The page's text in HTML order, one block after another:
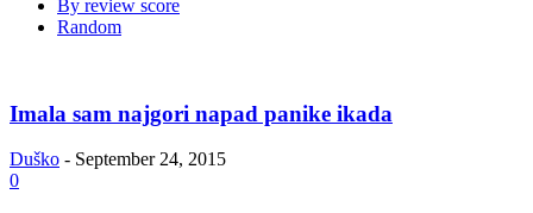
By review score
Random
Imala sam najgori napad panike ikada
Duško - September 24, 2015
0